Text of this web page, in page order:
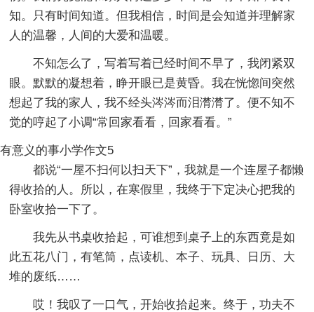
知。只有时间知道。但我相信，时间是会知道并理解家
人的温馨，人间的大爱和温暖。
不知怎么了，写着写着已经时间不早了，我闭紧双
眼。默默的凝想着，睁开眼已是黄昏。我在恍惚间突然
想起了我的家人，我不经头涔涔而泪潸潸了。便不知不
觉的哼起了小调“常回家看看，回家看看。”
有意义的事小学作文5
都说“一屋不扫何以扫天下”，我就是一个连屋子都懒
得收拾的人。所以，在寒假里，我终于下定决心把我的
卧室收拾一下了。
我先从书桌收拾起，可谁想到桌子上的东西竟是如
此五花八门，有笔筒，点读机、本子、玩具、日历、大
堆的废纸……
哎！我叹了一口气，开始收拾起来。终于，功夫不